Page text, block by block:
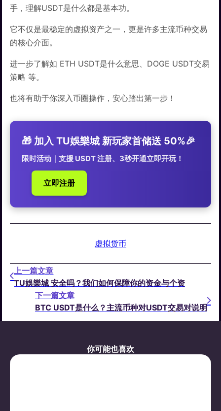
手，理解USDT是什么都是基本功。
它不仅是最稳定的虚拟资产之一，更是许多主流币种交易
的核心介面。
进一步了解如 ETH USDT是什么意思、DOGE USDT交易
策略 等。
也将有助于你深入币圈操作，安心踏出第一步！
🎁 加入 TU娛樂城 新玩家首储送 50%🎉
限时活动｜支援 USDT 注册、3秒开通立即开玩！
立即注册
虚拟货币
上一篇文章
TU娛樂城 安全吗？我们如何保障你的资金与个资
下一篇文章
BTC USDT是什么？主流币种对USDT交易对说明
你可能也喜欢